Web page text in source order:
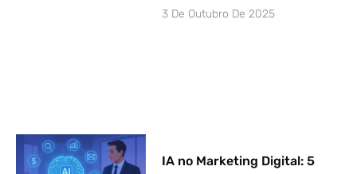
3 De Outubro De 2025
IA no Marketing Digital: 5